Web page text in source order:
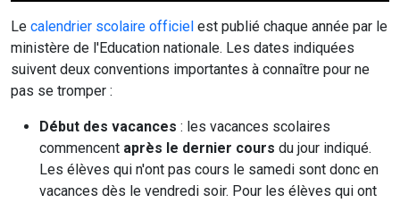
Le calendrier scolaire officiel est publié chaque année par le
ministère de l'Education nationale. Les dates indiquées
suivent deux conventions importantes à connaître pour ne
pas se tromper :
Début des vacances : les vacances scolaires
commencent après le dernier cours du jour indiqué.
Les élèves qui n'ont pas cours le samedi sont donc en
vacances dès le vendredi soir. Pour les élèves qui ont